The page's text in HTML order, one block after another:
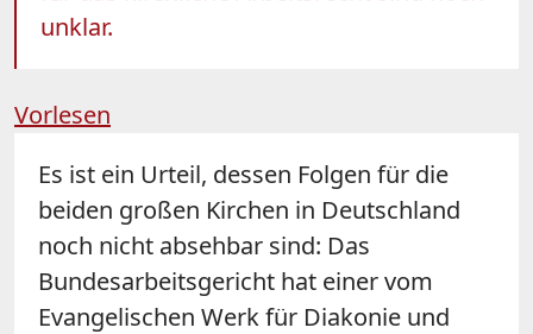
unklar.
Vorlesen
Es ist ein Urteil, dessen Folgen für die
beiden großen Kirchen in Deutschland
noch nicht absehbar sind: Das
Bundesarbeitsgericht hat einer vom
Evangelischen Werk für Diakonie und